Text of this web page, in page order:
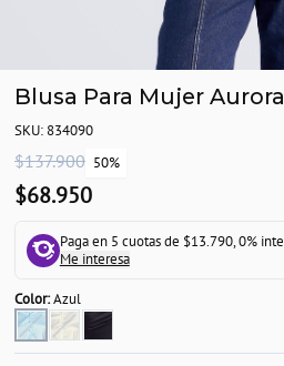
Blusa Para Mujer
SKU: 834090
$137.900 50%
$68.950
Paga en 5 cuotas de $13.790, 0%
Me interesa
Color:Azul